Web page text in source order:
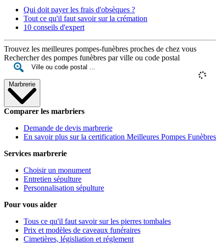
Qui doit payer les frais d'obsèques ?
Tout ce qu'il faut savoir sur la crémation
10 conseils d'expert
Trouvez les meilleures pompes-funèbres proches de chez vous
Rechercher des pompes funèbres par ville ou code postal
Marbrerie
Comparer les marbriers
Demande de devis marbrerie
En savoir plus sur la certification Meilleures Pompes Funèbres
Services marbrerie
Choisir un monument
Entretien sépulture
Personnalisation sépulture
Pour vous aider
Tous ce qu'il faut savoir sur les pierres tombales
Prix et modèles de caveaux funéraires
Cimetières, législiation et réglement